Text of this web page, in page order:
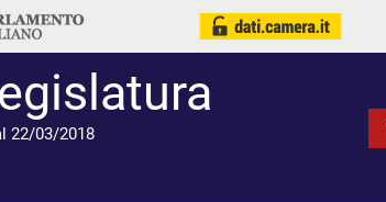
22/03/2018